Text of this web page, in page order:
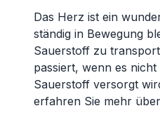
Das Herz ist ein
ständig in Bewegung
Sauerstoff zu
passiert, wenn es
Sauerstoff versorgt
erfahren Sie mehr